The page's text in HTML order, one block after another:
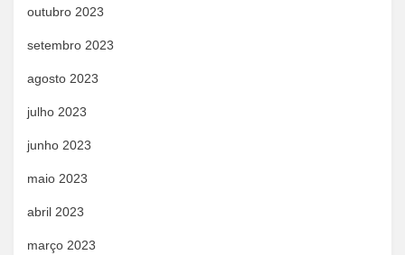
outubro 2023
setembro 2023
agosto 2023
julho 2023
junho 2023
maio 2023
abril 2023
março 2023